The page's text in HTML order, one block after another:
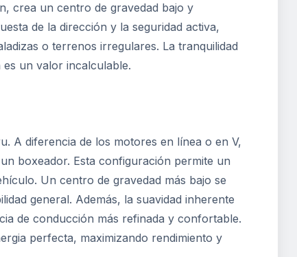
crea un centro de gravedad bajo y
de la dirección y la seguridad activa,
o terrenos irregulares. La tranquilidad
un valor incalculable.
A diferencia de los motores en línea o en V,
boxeador. Esta configuración permite un
Un centro de gravedad más bajo se
general. Además, la suavidad inherente
de conducción más refinada y confortable.
perfecta, maximizando rendimiento y